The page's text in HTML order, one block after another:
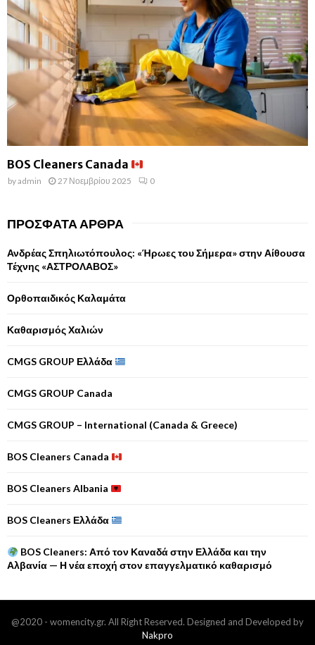
BOS Cleaners Canada
byadmin 27 Νοεμβρίου 2025 0
ΠΡΌΣΦΑΤΑ ΆΡΘΡΑ
Ανδρέας Σπηλιωτόπουλος: «Ήρωες του Σήμερα» στην Αίθουσα
Τέχνης «ΑΣΤΡΟΛΑΒΟΣ»
Ορθοπαιδικός Καλαμάτα
Καθαρισμός Χαλιών
CMGS GROUP Ελλάδα
CMGS GROUP Canada
CMGS GROUP – International (Canada & Greece)
BOS Cleaners Canada
BOS Cleaners Albania
BOS Cleaners Ελλάδα
BOS Cleaners: Από τον Καναδά στην Ελλάδα και την
Αλβανία — Η νέα εποχή στον επαγγελματικό καθαρισμό
@2020 - womencity.gr. All Right Reserved. Designed and Developed by
Nakpro